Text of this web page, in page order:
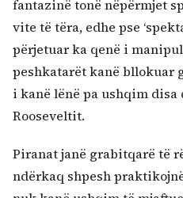
fantazinë tonë nëpërmjet
vite të tëra, edhe pse
përjetuar ka qenë i
peshkatarët kanë bllokuar
i kanë lënë pa ushqim
Rooseveltit.
Piranat janë grabitqarë të
ndërkaq shpesh